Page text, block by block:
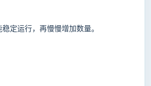
定运行，再慢慢增加数量。